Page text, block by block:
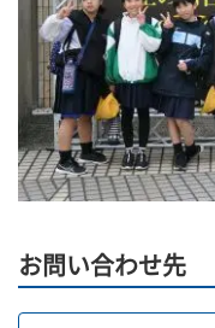
お問い合わせ先